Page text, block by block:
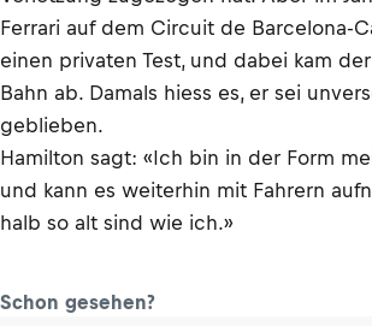
Ferrari auf dem Circuit de Barcelona-
einen privaten Test, und dabei kam
Bahn ab. Damals hiess es, er sei
geblieben.
Hamilton sagt: «Ich bin in der Form
und kann es weiterhin mit Fahrern
halb so alt sind wie ich.»
Schon gesehen?